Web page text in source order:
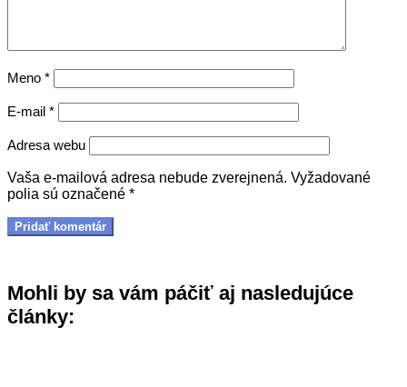
Meno *
E-mail *
Adresa webu
Vaša e-mailová adresa nebude zverejnená. Vyžadované
polia sú označené *
Mohli by sa vám páčiť aj nasledujúce
články: